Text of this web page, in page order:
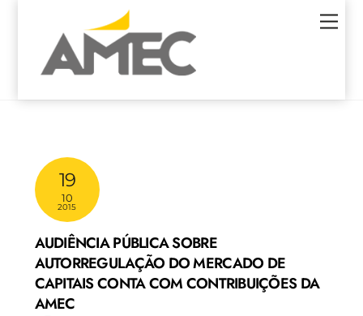
19
10
2015
AUDIÊNCIA PÚBLICA SOBRE
AUTORREGULAÇÃO DO MERCADO DE
CAPITAIS CONTA COM CONTRIBUIÇÕES DA
AMEC